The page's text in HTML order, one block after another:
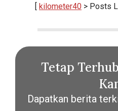
[ kilometer40 > Posts
Tetap
Dapatkan berita